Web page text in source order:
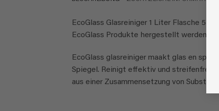
EcoGlass Glasreiniger 1 Liter Flasche 5-
EcoGlass Produkte hergestellt werden.
EcoGlass glasreiniger maakt glas en
Spiegel. Reinigt effektiv und streifenfrei
aus einer Zusammensetzung von